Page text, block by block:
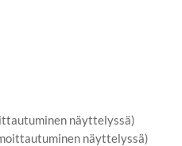
näyttelyssä)
näyttelyssä)